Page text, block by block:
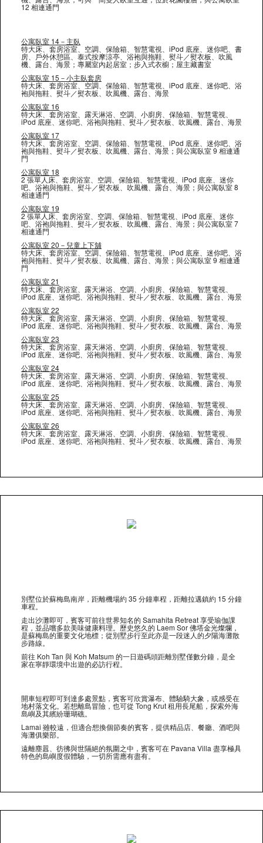
12 相連通門
公寓臥室 14－主臥
特大床、套房浴室、空調、保險箱、智慧電視、iPod 底座、迷你吧、書
房、戶外休憩區、泰式按摩涼亭、浴袍與拖鞋、熨斗／熨衣板、吹風
機、露台、海景；專屬室內起居室；步入式衣櫥；屋主藏書室
公寓臥室 15－小主臥套房
特大床、套房浴室、空調、保險箱、智慧電視、iPod 底座、迷你吧、浴
袍與拖鞋、熨斗／熨衣板、吹風機、露台、海景
公寓臥室 16
特大床、套房浴室、露天淋浴、空調、小廚房、保險箱、智慧電視、
iPod 底座、迷你吧、浴袍與拖鞋、熨斗／熨衣板、吹風機、露台、海景
公寓臥室 17
特大床、套房浴室、空調、保險箱、智慧電視、iPod 底座、迷你吧、浴
袍與拖鞋、熨斗／熨衣板、吹風機、露台、海景；與公寓臥室 9 相連通
門
公寓臥室 18
2 張單人床、套房浴室、空調、保險箱、智慧電視、iPod 底座、迷你
吧、浴袍與拖鞋、熨斗／熨衣板、吹風機、露台、海景；與公寓臥室 8
相連通門
公寓臥室 19
2 張單人床、套房浴室、空調、保險箱、智慧電視、iPod 底座、迷你
吧、浴袍與拖鞋、熨斗／熨衣板、吹風機、露台、海景；與公寓臥室 7
相連通門
公寓臥室 20－兒童上下舖
特大床、套房浴室、空調、保險箱、智慧電視、iPod 底座、迷你吧、浴
袍與拖鞋、熨斗／熨衣板、吹風機、露台、海景；與公寓臥室 9 相連通
門
公寓臥室 21
特大床、套房浴室、露天淋浴、空調、小廚房、保險箱、智慧電視、
iPod 底座、迷你吧、浴袍與拖鞋、熨斗／熨衣板、吹風機、露台、海景
公寓臥室 22
特大床、套房浴室、露天淋浴、空調、小廚房、保險箱、智慧電視、
iPod 底座、迷你吧、浴袍與拖鞋、熨斗／熨衣板、吹風機、露台、海景
公寓臥室 23
特大床、套房浴室、露天淋浴、空調、小廚房、保險箱、智慧電視、
iPod 底座、迷你吧、浴袍與拖鞋、熨斗／熨衣板、吹風機、露台、海景
公寓臥室 24
特大床、套房浴室、露天淋浴、空調、小廚房、保險箱、智慧電視、
iPod 底座、迷你吧、浴袍與拖鞋、熨斗／熨衣板、吹風機、露台、海景
公寓臥室 25
特大床、套房浴室、露天淋浴、空調、小廚房、保險箱、智慧電視、
iPod 底座、迷你吧、浴袍與拖鞋、熨斗／熨衣板、吹風機、露台、海景
公寓臥室 26
特大床、套房浴室、露天淋浴、空調、小廚房、保險箱、智慧電視、
iPod 底座、迷你吧、浴袍與拖鞋、熨斗／熨衣板、吹風機、露台、海景
別墅位於蘇梅島南岸，距離機場約 35 分鐘車程，距離拉邁鎮約 15 分鐘
車程。
走出沙灘即可，賓客可前往世界知名的 Samahita Retreat 享受瑜伽課
程，並品嚐多款美味健康料理。歷史悠久的 Laem Sor 佛塔金光燦爛，
是蘇梅島的重要文化地標；從別墅步行至此亦是一段迷人的夕陽海灘散
步路線。
前往 Koh Tan 與 Koh Matsum 的一日遊碼頭距離別墅僅數分鐘，是全
家在寧靜環境中出遊的必訪行程。
開車短程即可到達多處景點，賓客可欣賞瀑布、體驗騎大象，或感受在
地村落文化。若想離島冒險，也可從 Tong Krut 租用長尾船，探索外海
島嶼及其繽紛珊瑚礁。
Lamai 雖較遠，但適合想換個節奏的賓客，提供精品店、餐廳、酒吧與
海灘俱樂部。
遠離塵囂、彷彿與世隔絕的氛圍之中，賓客可在 Pavana Villa 盡享極具
特色的島嶼度假體驗，一切所需應有盡有。